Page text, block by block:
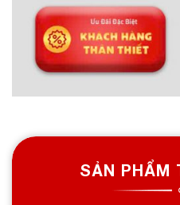
SẢN